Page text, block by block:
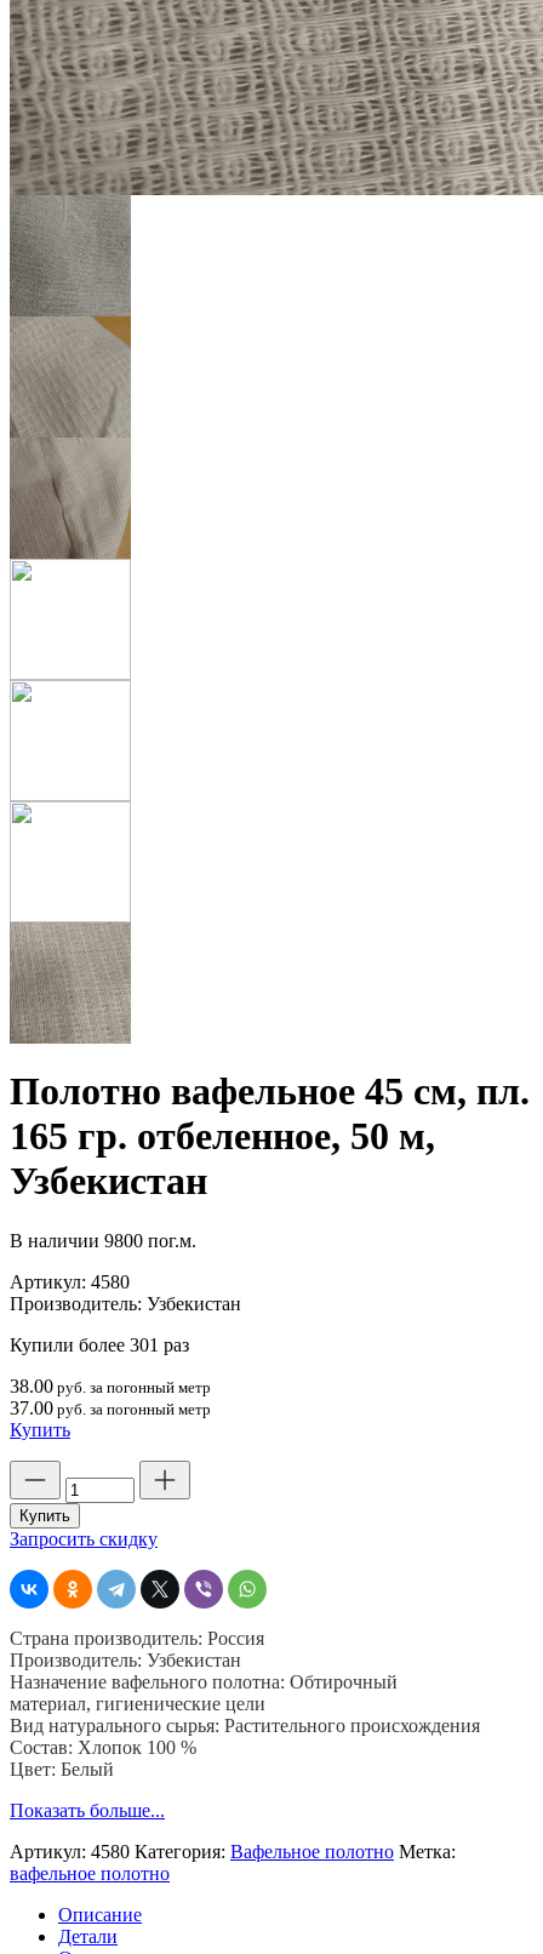
Полотно вафельное 45 см, пл.
165 гр. отбеленное, 50 м,
Узбекистан
В наличии 9800 пог.м.
Артикул: 4580
Производитель: Узбекистан
Купили более 301 раз
38.00 руб. за погонный метр
37.00 руб. за погонный метр
Купить
Количество
товара
Полотно
вафельное
см,
пл.
гр.
отбеленное,
50
м,
Узбекистан
Купить
Запросить скидку
Страна производитель: Россия
Производитель: Узбекистан
Назначение вафельного полотна: Обтирочный
материал, гигиенические цели
Вид натурального сырья: Растительного происхождения
Состав: Хлопок 100 %
Цвет: Белый
Показать больше...
Артикул: 4580 Категория: Вафельное полотно Метка:
вафельное полотно
Описание
Детали